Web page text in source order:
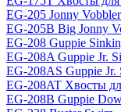
EG-205 Jonny Vobbler
EG-205B Big Jonny
EG-208 Guppie
EG-208A Guppie Jr.
EG-208AS Guppie Jr.
EG-208AT Хвосты
EG-208B Guppie